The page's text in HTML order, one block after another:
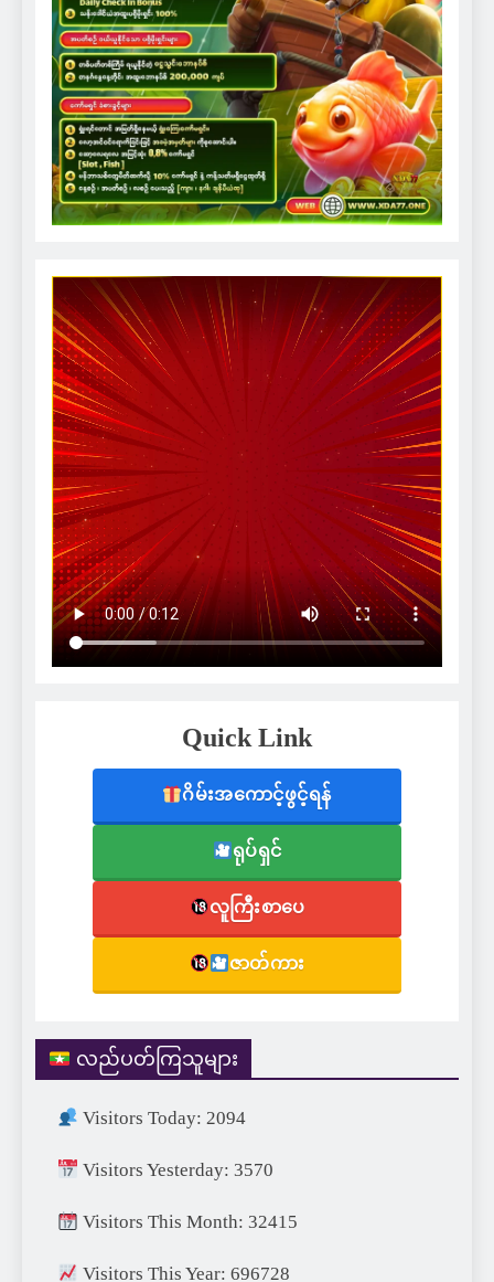
Quick Link
ဂိမ်းအကောင့်ဖွင့်ရန်
ရုပ်ရှင်
လူကြီးစာပေ
ဇာတ်ကား
လည်ပတ်ကြသူများ
Visitors Today: 2094
Visitors Yesterday: 3570
Visitors This Month: 32415
Visitors This Year: 696728